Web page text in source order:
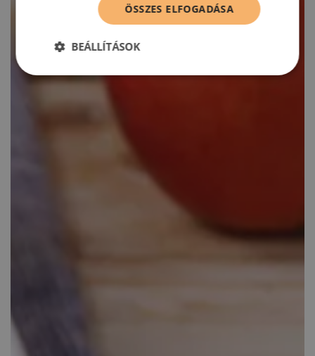
ÖSSZES ELFOGADÁSA
BEÁLLÍTÁSOK